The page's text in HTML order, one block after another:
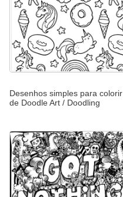
Desenhos simples para colorir
de Doodle Art / Doodling